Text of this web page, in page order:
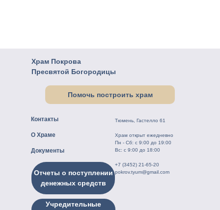
Храм Покрова
Пресвятой Богородицы
Тюмень, Гастелло 61
Храм открыт ежедневно
Пн - Сб: с 9:00 до 19:00
Вс: с 9:00 до 18:00
+7 (3452) 21-65-20
pokrov.tyum@gmail.com
Контакты
О Храме
Документы
Помочь построить храм
Отчеты о поступлении
денежных средств
Учредительные